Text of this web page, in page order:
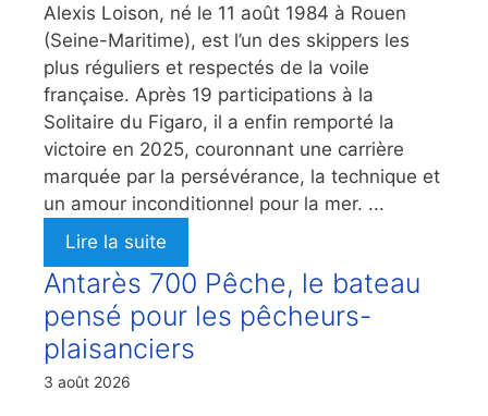
Alexis Loison, né le 11 août 1984 à Rouen
(Seine-Maritime), est l’un des skippers les
plus réguliers et respectés de la voile
française. Après 19 participations à la
Solitaire du Figaro, il a enfin remporté la
victoire en 2025, couronnant une carrière
marquée par la persévérance, la technique et
un amour inconditionnel pour la mer. ...
Lire la suite
Antarès 700 Pêche, le bateau
pensé pour les pêcheurs-
plaisanciers
3 août 2026